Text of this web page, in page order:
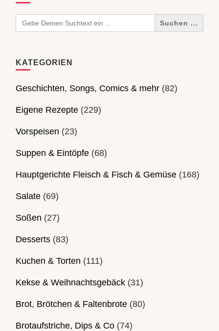
Search
for:
KATEGORIEN
Geschichten, Songs, Comics & mehr (82)
Eigene Rezepte (229)
Vorspeisen (23)
Suppen & Eintöpfe (68)
Hauptgerichte Fleisch & Fisch & Gemüse (168)
Salate (69)
Soßen (27)
Desserts (83)
Kuchen & Torten (111)
Kekse & Weihnachtsgebäck (31)
Brot, Brötchen & Faltenbrote (80)
Brotaufstriche, Dips & Co (74)